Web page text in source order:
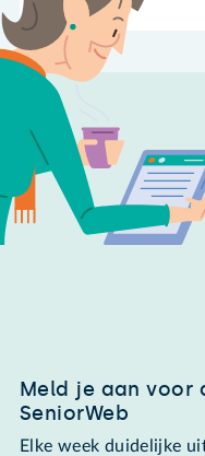
Meld je aan voor
SeniorWeb
Elke week duidelijke